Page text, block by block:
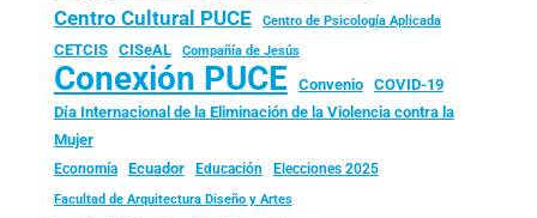
Centro Cultural PUCE Centro de Psicología Aplicada
CETCIS CISeAL Compañía de Jesús
Conexión PUCE Convenio
COVID-19
Día Internacional de la Eliminación de la Violencia contra la
Mujer
Economía Ecuador Educación Elecciones 2025
Facultad de Arquitectura Diseño y Artes